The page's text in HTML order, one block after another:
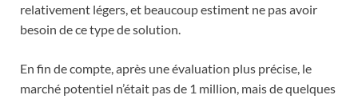
relativement légers, et beaucoup estiment ne pas avoir
besoin de ce type de solution.
En fin de compte, après une évaluation plus précise, le
marché potentiel n’était pas de 1 million, mais de quelques